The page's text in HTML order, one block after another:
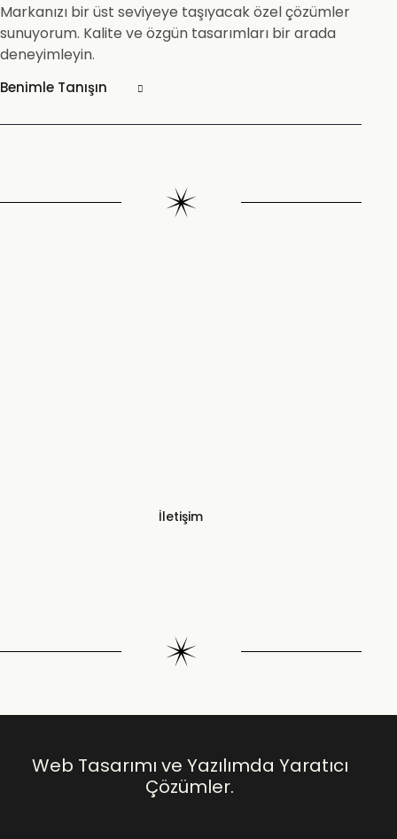
Markanızı bir üst seviyeye taşıyacak özel çözümler
sunuyorum. Kalite ve özgün tasarımları bir arada
deneyimleyin.
Benimle Tanışın
İletişim
Web Tasarımı ve Yazılımda Yaratıcı
Çözümler.